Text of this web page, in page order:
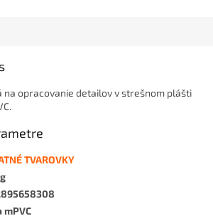
na opracovanie detailov v strešnom plášti
TVAROVKY